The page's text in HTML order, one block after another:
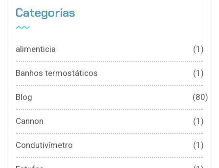
Categorias
alimenticia
(1)
Banhos termostáticos
(1)
Blog
(80)
Cannon
(1)
Condutivímetro
(1)